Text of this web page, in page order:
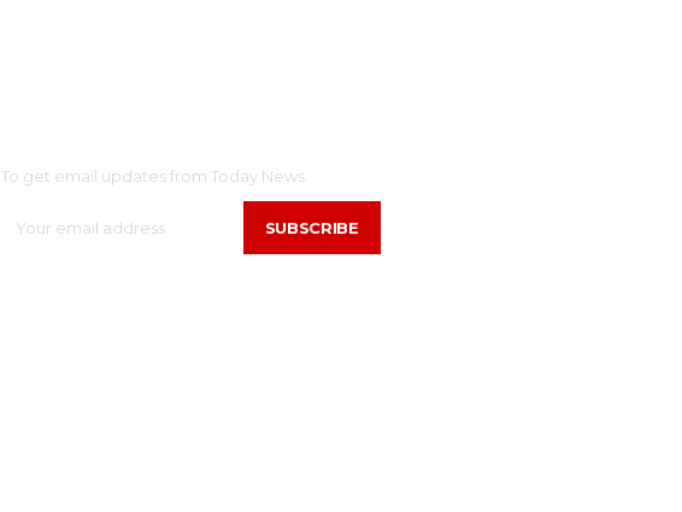
To get email updates from Today News.
SUBSCRIBE